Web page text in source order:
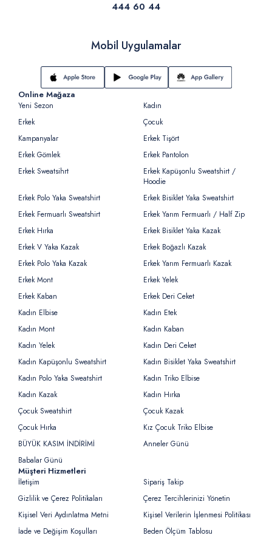
444 60 44
Mobil Uygulamalar
Online Mağaza
Yeni Sezon
Kadın
Erkek
Çocuk
Kampanyalar
Erkek Tişört
Erkek Gömlek
Erkek Pantolon
Erkek Sweatsihrt
Erkek Kapüşonlu Sweatshirt /
Hoodie
Erkek Polo Yaka Sweatshirt
Erkek Bisiklet Yaka Sweatshirt
Erkek Fermuarlı Sweatshirt
Erkek Yarım Fermuarlı / Half Zip
Erkek Hırka
Erkek Bisiklet Yaka Kazak
Erkek V Yaka Kazak
Erkek Boğazlı Kazak
Erkek Polo Yaka Kazak
Erkek Yarım Fermuarlı Kazak
Erkek Mont
Erkek Yelek
Erkek Kaban
Erkek Deri Ceket
Kadın Elbise
Kadın Etek
Kadın Mont
Kadın Kaban
Kadın Yelek
Kadın Deri Ceket
Kadın Kapüşonlu Sweatshirt
Kadın Bisiklet Yaka Sweatshirt
Kadın Polo Yaka Sweatshirt
Kadın Triko Elbise
Kadın Kazak
Kadın Hırka
Çocuk Sweatshirt
Çocuk Kazak
Çocuk Hırka
Kız Çocuk Triko Elbise
BÜYÜK KASIM İNDİRİMİ
Anneler Günü
Babalar Günü
Müşteri Hizmetleri
İletişim
Sipariş Takip
Gizlilik ve Çerez Politikaları
Çerez Tercihlerinizi Yönetin
Kişisel Veri Aydınlatma Metni
Kişisel Verilerin İşlenmesi Politikası
İade ve Değişim Koşulları
Beden Ölçüm Tablosu